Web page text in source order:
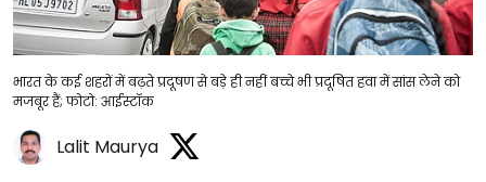
भारत के कई शहरों में बढ़ते प्रदूषण से बड़े ही नहीं बच्चे भी प्रदूषित हवा में सांस लेने को
मजबूर हैं; फोटो: आईस्टॉक
Lalit Maurya